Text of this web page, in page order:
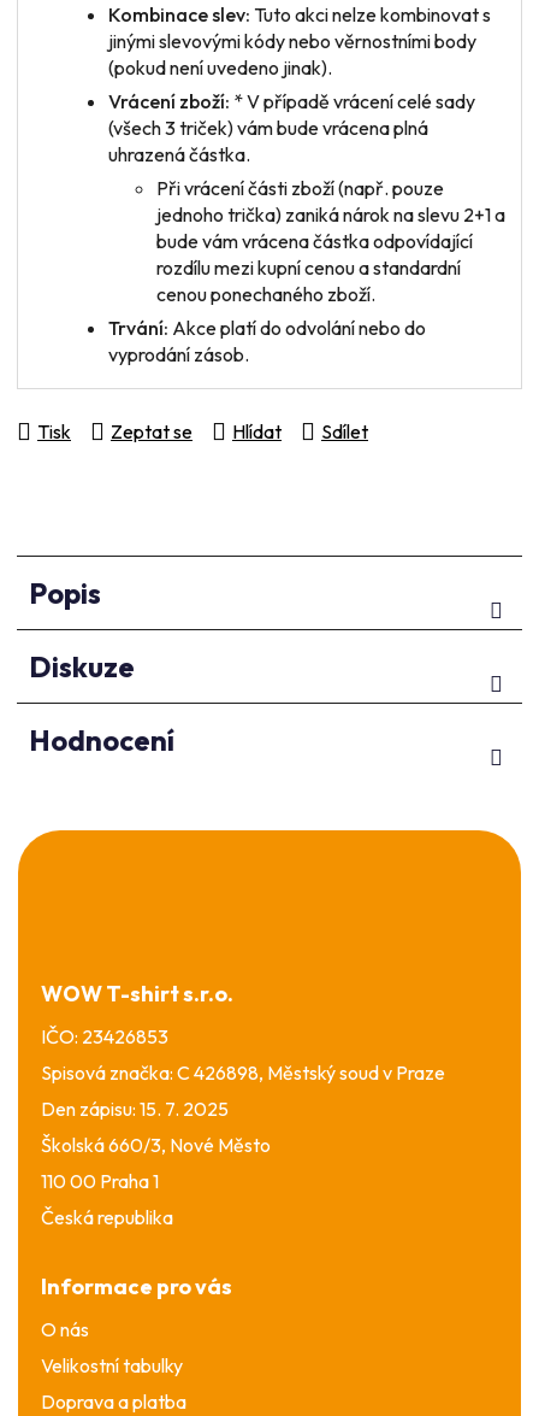
Kombinace slev: Tuto akci nelze kombinovat s
jinými slevovými kódy nebo věrnostními body
(pokud není uvedeno jinak).
Vrácení zboží: * V případě vrácenícelé sady
(všech 3 triček) vám bude vrácena plná
uhrazená částka.
Při vráceníčásti zboží(např. pouze
jednoho trička) zaniká nárok na slevu 2+1 a
bude vám vrácena částka odpovídající
rozdílu mezi kupní cenou a standardní
cenou ponechaného zboží.
Trvání: Akce platí do odvolání nebo do
vyprodání zásob.
Tisk Zeptat se Hlídat Sdílet
Popis
Diskuze
Hodnocení
Z
á
WOW T-shirt s.r.o.
IČO: 23426853
Spisová značka: C 426898, Městský soud v Praze
Den zápisu: 15. 7. 2025
Školská 660/3, Nové Město
110 00 Praha 1
Česká republika
Informace pro vás
O nás
Velikostní tabulky
Doprava a platba